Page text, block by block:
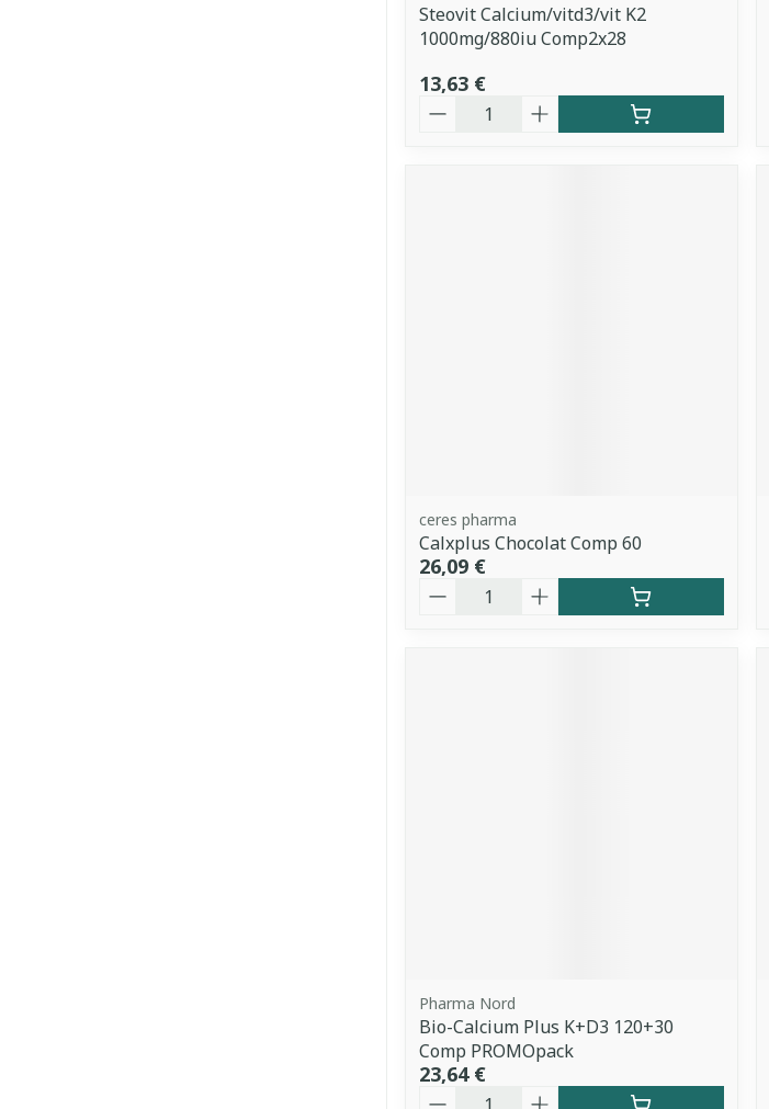
Steovit Calcium/vitd3/vit K2
1000mg/880iu Comp2x28
13,63 €
Quantité
ceres pharma
Calxplus Chocolat Comp 60
26,09 €
Quantité
Pharma Nord
Bio-Calcium Plus K+D3 120+30
Comp PROMOpack
23,64 €
Quantité